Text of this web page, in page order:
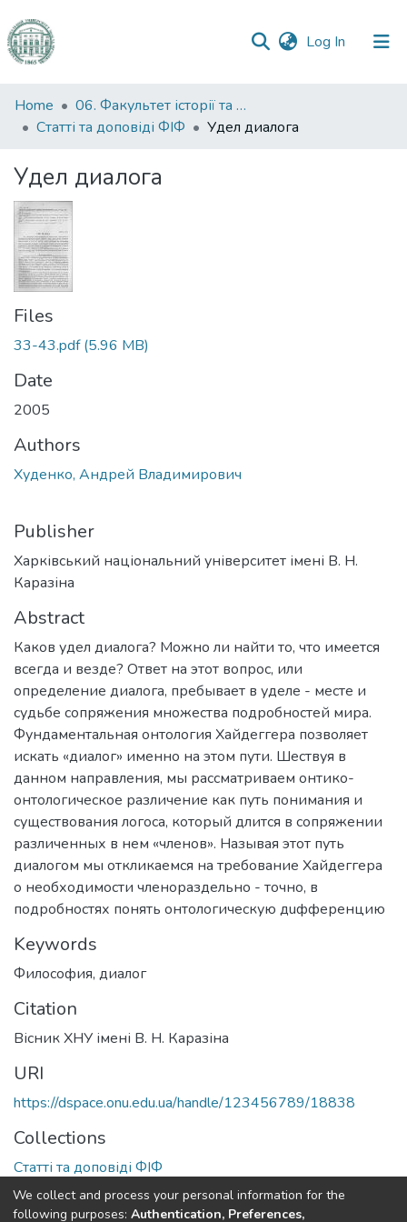
Log In (current)
Communities
&
All of DSpace
Statistics
Home
06. Факультет історії та філософії
Статті та доповіді ФІФ
Удел диалога
Удел диалога
Files
33-43.pdf(5.96 MB)
Date
2005
Authors
Худенко, Андрей Владимирович
Publisher
Харківський національний університет імені В. Н.
Каразіна
Abstract
Каков удел диалога? Можно ли найти то, что имеется
всегда и везде? Ответ на этот вопрос, или
определение диалога, пребывает в уделе - месте и
судьбе сопряжения множества подробностей мира.
Фундаментальная онтология Хайдеггера позволяет
искать «диалог» именно на этом пути. Шествуя в
данном направления, мы рассматриваем онтико-
онтологическое различение как путь понимания и
существования логоса, который длится в сопряжении
различенных в нем «членов». Называя этот путь
диалогом мы откликаемся на требование Хайдеггера
о необходимости членораздельно - точно, в
подробностях понять онтологическую дuфференцию
Keywords
Философия, диалог
Citation
Вісник ХНУ імені В. Н. Каразіна
URI
https://dspace.onu.edu.ua/handle/123456789/18838
Collections
Статті та доповіді ФІФ
Full item page
We collect and process your personal information for the
following purposes: Authentication, Preferences,